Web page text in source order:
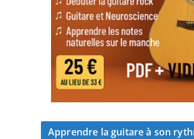
Apprendre la guitare à son